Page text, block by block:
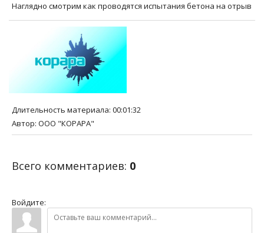
Наглядно смотрим как проводятся испытания бетона на отрыв
Длительность материала: 00:01:32
Автор: ООО "КОРАРА"
Всего комментариев: 0
Войдите: